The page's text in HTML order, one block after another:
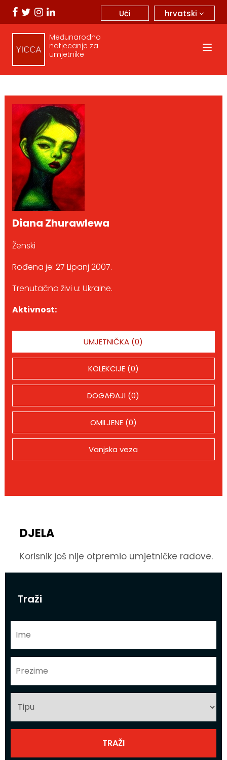
hrvatski
Ući
Međunarodno
natjecanje za
umjetnike
Traži
Diana Zhurawlewa
Ženski
Rođena je: 27 Lipanj 2007.
Trenutačno živi u: Ukraine.
Aktivnost:
UMJETNIČKA (0)
KOLEKCIJE (0)
DOGAĐAJI (0)
OMILJENE (0)
Vanjska veza
DJELA
Korisnik još nije otpremio umjetničke radove.